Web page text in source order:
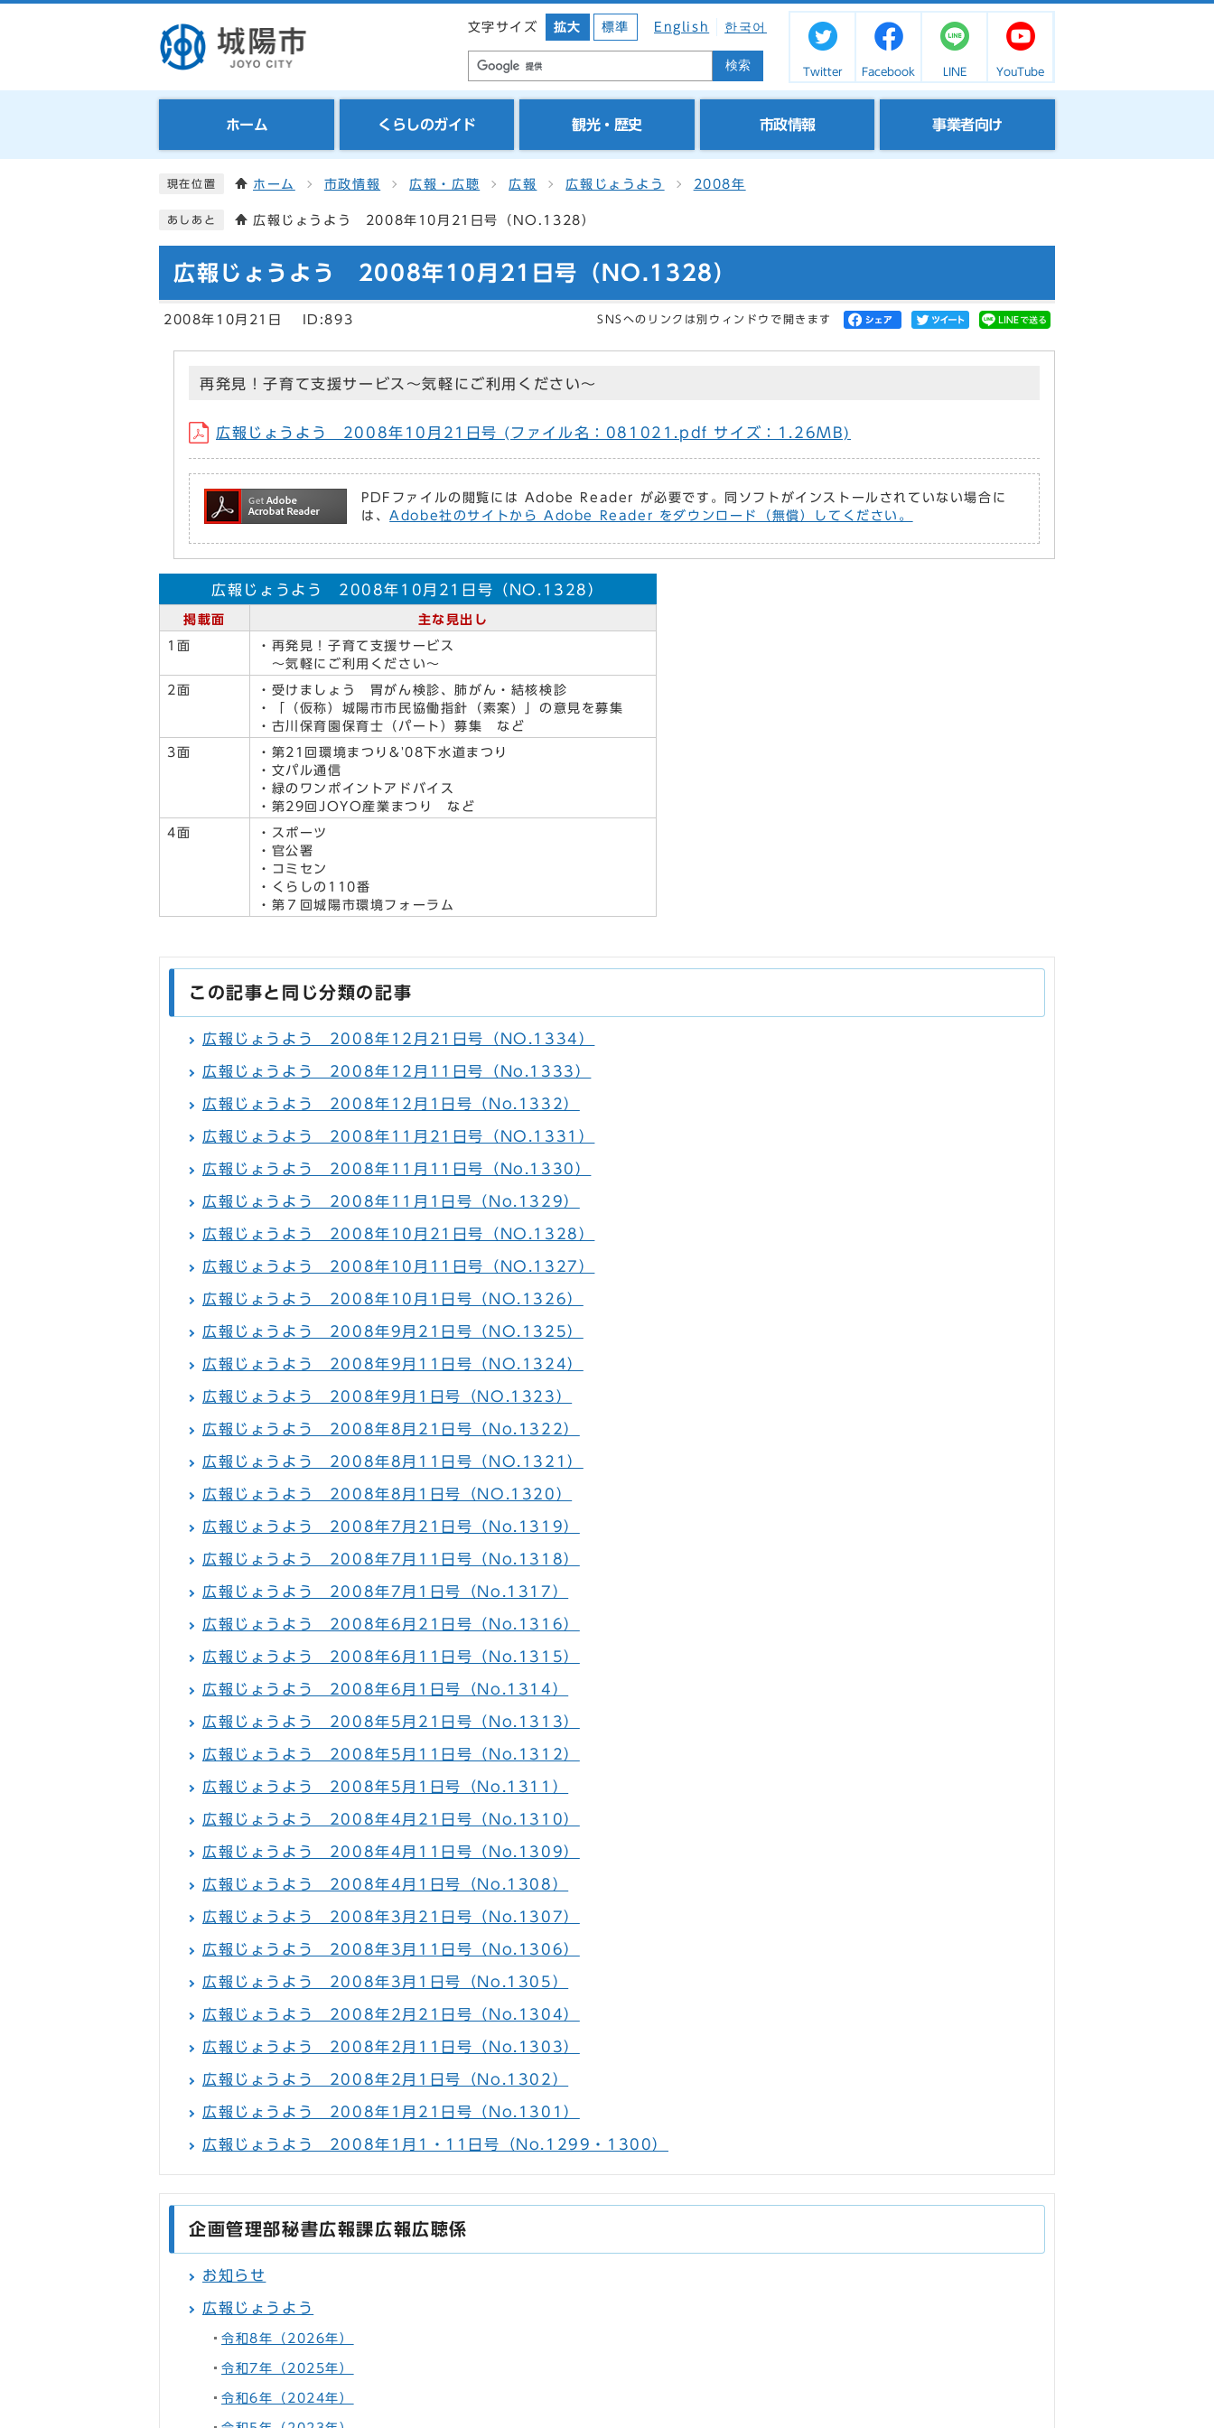
文字サイズ 拡大 標準 English 한국어
検索 Twitter Facebook LINE YouTube
ホーム くらしのガイド 観光・歴史 市政情報 事業者向け
現在位置 ホーム 市政情報 広報・広聴 広報 広報じょうよう 2008年
あしあと 広報じょうよう 2008年10月21日号（NO.1328）
広報じょうよう 2008年10月21日号（NO.1328）
2008年10月21日 ID:893 SNSへのリンクは別ウィンドウで開きます
再発見！子育て支援サービス～気軽にご利用ください～
広報じょうよう 2008年10月21日号 (ファイル名：081021.pdf サイズ：1.26MB)
PDFファイルの閲覧には Adobe Reader が必要です。同ソフトがインストールされていない場合に
は、Adobe社のサイトから Adobe Reader をダウンロード（無償）してください。
広報じょうよう 2008年10月21日号（NO.1328）
掲載面 主な見出し
1面
・再発見！子育て支援サービス
～気軽にご利用ください～
2面
・受けましょう 胃がん検診、肺がん・結核検診
・「（仮称）城陽市市民協働指針（素案）」の意見を募集
・古川保育園保育士（パート）募集 など
3面
・第21回環境まつり&'08下水道まつり
・文パル通信
・緑のワンポイントアドバイス
・第29回JOYO産業まつり など
4面
・スポーツ
・官公署
・コミセン
・くらしの110番
・第７回城陽市環境フォーラム
この記事と同じ分類の記事
広報じょうよう 2008年12月21日号（NO.1334）
広報じょうよう 2008年12月11日号（No.1333）
広報じょうよう 2008年12月1日号（No.1332）
広報じょうよう 2008年11月21日号（NO.1331）
広報じょうよう 2008年11月11日号（No.1330）
広報じょうよう 2008年11月1日号（No.1329）
広報じょうよう 2008年10月21日号（NO.1328）
広報じょうよう 2008年10月11日号（NO.1327）
広報じょうよう 2008年10月1日号（NO.1326）
広報じょうよう 2008年9月21日号（NO.1325）
広報じょうよう 2008年9月11日号（NO.1324）
広報じょうよう 2008年9月1日号（NO.1323）
広報じょうよう 2008年8月21日号（No.1322）
広報じょうよう 2008年8月11日号（NO.1321）
広報じょうよう 2008年8月1日号（NO.1320）
広報じょうよう 2008年7月21日号（No.1319）
広報じょうよう 2008年7月11日号（No.1318）
広報じょうよう 2008年7月1日号（No.1317）
広報じょうよう 2008年6月21日号（No.1316）
広報じょうよう 2008年6月11日号（No.1315）
広報じょうよう 2008年6月1日号（No.1314）
広報じょうよう 2008年5月21日号（No.1313）
広報じょうよう 2008年5月11日号（No.1312）
広報じょうよう 2008年5月1日号（No.1311）
広報じょうよう 2008年4月21日号（No.1310）
広報じょうよう 2008年4月11日号（No.1309）
広報じょうよう 2008年4月1日号（No.1308）
広報じょうよう 2008年3月21日号（No.1307）
広報じょうよう 2008年3月11日号（No.1306）
広報じょうよう 2008年3月1日号（No.1305）
広報じょうよう 2008年2月21日号（No.1304）
広報じょうよう 2008年2月11日号（No.1303）
広報じょうよう 2008年2月1日号（No.1302）
広報じょうよう 2008年1月21日号（No.1301）
広報じょうよう 2008年1月1・11日号（No.1299・1300）
企画管理部秘書広報課広報広聴係
お知らせ
広報じょうよう
令和8年（2026年）
令和7年（2025年）
令和6年（2024年）